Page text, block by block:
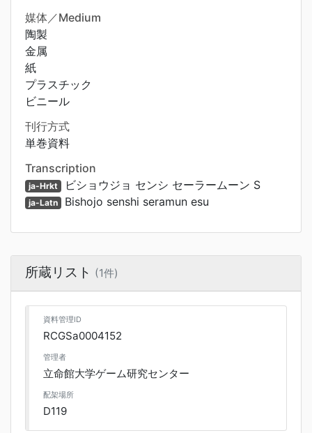
媒体／Medium
陶製
金属
紙
プラスチック
ビニール
刊行方式
単巻資料
Transcription
ja-Hrkt ビショウジョ センシ セーラームーン S
ja-Latn Bishojo senshi seramun esu
所蔵リスト (1件)
資料管理ID
RCGSa0004152
管理者
立命館大学ゲーム研究センター
配架場所
D119